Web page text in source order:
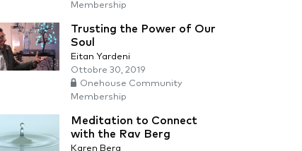
Membership
Trusting the Power of Our
Soul
Eitan Yardeni
Ottobre 30, 2019
Onehouse Community
Membership
Meditation to Connect
with the Rav Berg
Karen Berg